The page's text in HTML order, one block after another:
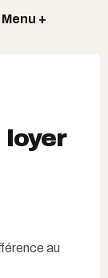
Menu +
au